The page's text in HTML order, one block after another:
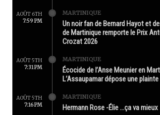
AOÛT 6TH
7:59 PM
MARTINIQUE
Un noir fan de Bernard Hayot et
de Martinique remporte le Prix
Crozat 2026
AOÛT 5TH
7:31 PM
MARTINIQUE
Écocide de l’Anse Meunier en
L’Assaupamar dépose une
AOÛT 5TH
7:16 PM
MARTINIQUE
Hermann Rose -Élie …ça va mieux